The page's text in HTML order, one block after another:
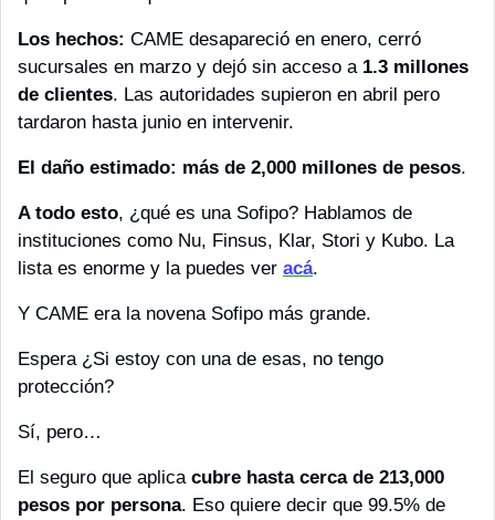
Los hechos: CAME desapareció en enero, cerró
sucursales en marzo y dejó sin acceso a 1.3 millones
de clientes. Las autoridades supieron en abril pero
tardaron hasta junio en intervenir.
El daño estimado: más de 2,000 millones de pesos.
A todo esto, ¿qué es una Sofipo? Hablamos de
instituciones como Nu, Finsus, Klar, Stori y Kubo. La
lista es enorme y la puedes ver acá.
Y CAME era la novena Sofipo más grande.
Espera ¿Si estoy con una de esas, no tengo
protección?
Sí, pero…
El seguro que aplica cubre hasta cerca de 213,000
pesos por persona. Eso quiere decir que 99.5% de